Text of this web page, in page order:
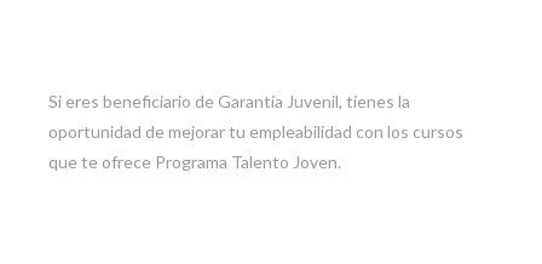
Si eres beneficiario de Garantía Juvenil, tienes la
oportunidad de mejorar tu empleabilidad con los cursos
que te ofrece Programa Talento Joven.